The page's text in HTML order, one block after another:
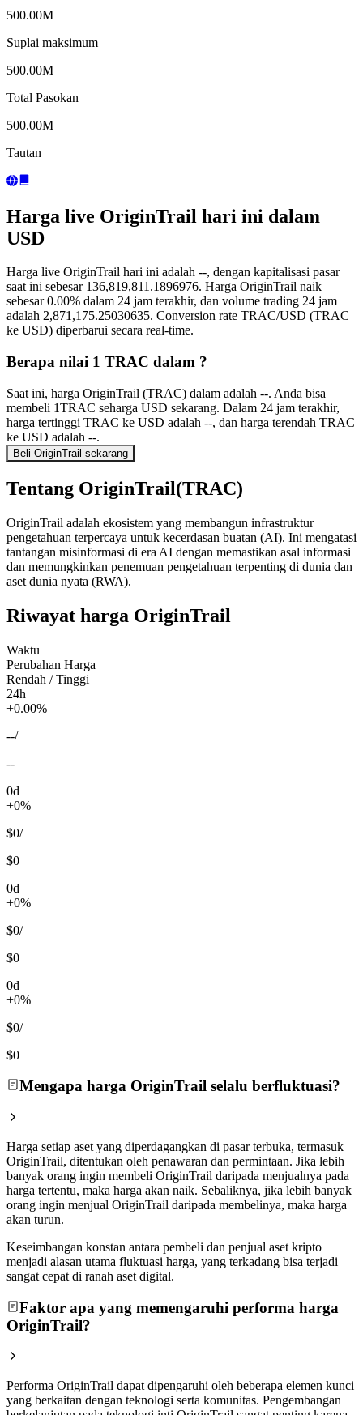
500.00M
Suplai maksimum
500.00M
Total Pasokan
500.00M
Tautan
Harga live OriginTrail hari ini dalam
USD
Harga live OriginTrail hari ini adalah --, dengan kapitalisasi pasar
saat ini sebesar 136,819,811.1896976. Harga OriginTrail naik
sebesar 0.00% dalam 24 jam terakhir, dan volume trading 24 jam
adalah 2,871,175.25030635. Conversion rate TRAC/USD (TRAC
ke USD) diperbarui secara real-time.
Berapa nilai 1 TRAC dalam ?
Saat ini, harga OriginTrail (TRAC) dalam adalah --. Anda bisa
membeli 1TRAC seharga USD sekarang. Dalam 24 jam terakhir,
harga tertinggi TRAC ke USD adalah --, dan harga terendah TRAC
ke USD adalah --.
Beli OriginTrail sekarang
Tentang OriginTrail(TRAC)
OriginTrail adalah ekosistem yang membangun infrastruktur
pengetahuan terpercaya untuk kecerdasan buatan (AI). Ini mengatasi
tantangan misinformasi di era AI dengan memastikan asal informasi
dan memungkinkan penemuan pengetahuan terpenting di dunia dan
aset dunia nyata (RWA).
Riwayat harga OriginTrail
Waktu
Perubahan Harga
Rendah / Tinggi
24h
+0.00%
--/
--
0d
+0%
$0/
$0
0d
+0%
$0/
$0
0d
+0%
$0/
$0
Mengapa harga OriginTrail selalu berfluktuasi?
Harga setiap aset yang diperdagangkan di pasar terbuka, termasuk
OriginTrail, ditentukan oleh penawaran dan permintaan. Jika lebih
banyak orang ingin membeli OriginTrail daripada menjualnya pada
harga tertentu, maka harga akan naik. Sebaliknya, jika lebih banyak
orang ingin menjual OriginTrail daripada membelinya, maka harga
akan turun.
Keseimbangan konstan antara pembeli dan penjual aset kripto
menjadi alasan utama fluktuasi harga, yang terkadang bisa terjadi
sangat cepat di ranah aset digital.
Faktor apa yang memengaruhi performa harga
OriginTrail?
Performa OriginTrail dapat dipengaruhi oleh beberapa elemen kunci
yang berkaitan dengan teknologi serta komunitas. Pengembangan